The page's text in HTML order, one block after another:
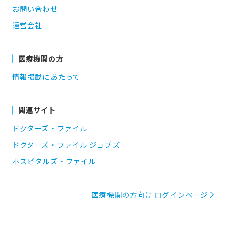
お問い合わせ
運営会社
医療機関の方
情報掲載にあたって
関連サイト
ドクターズ・ファイル
ドクターズ・ファイル ジョブズ
ホスピタルズ・ファイル
医療機関の方向け ログインページ